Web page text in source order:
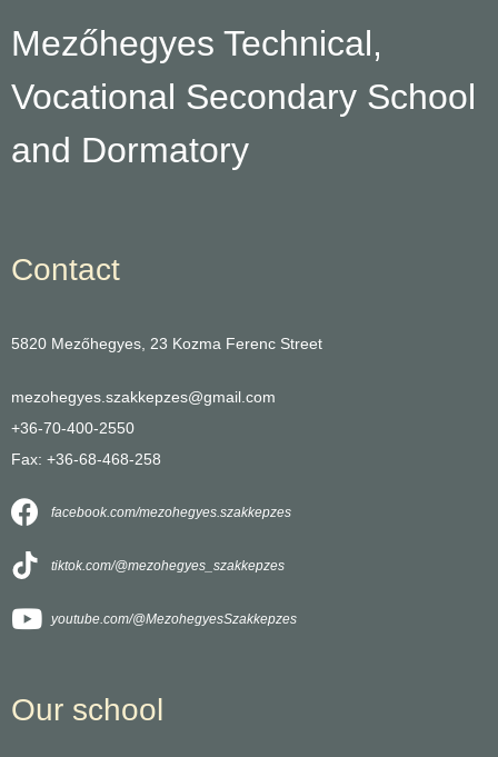
Mezőhegyes Technical,
Vocational Secondary School
and Dormatory
Contact
5820 Mezőhegyes, 23 Kozma Ferenc Street
mezohegyes.szakkepzes@gmail.com
+36-70-400-2550
Fax: +36-68-468-258
facebook.com/mezohegyes.szakkepzes
tiktok.com/@mezohegyes_szakkepzes
youtube.com/@MezohegyesSzakkepzes
Our school